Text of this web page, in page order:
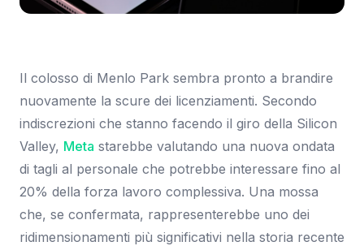
Il colosso di Menlo Park sembra pronto a brandire
nuovamente la scure dei licenziamenti. Secondo
indiscrezioni che stanno facendo il giro della Silicon
Valley, Meta starebbe valutando una nuova ondata
di tagli al personale che potrebbe interessare fino al
20% della forza lavoro complessiva. Una mossa
che, se confermata, rappresenterebbe uno dei
ridimensionamenti più significativi nella storia recente